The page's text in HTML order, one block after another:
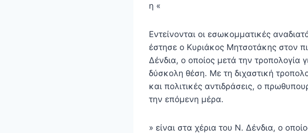
η «
Εντείνονται οι εσωκομματικές
έστησε ο Κυριάκος Μητσοτάκης στον
Δένδια, ο οποίος μετά την τροπολογία
δύσκολη θέση. Με τη διχαστική
και πολιτικές αντιδράσεις, ο
την επόμενη μέρα.
» είναι στα χέρια του Ν. Δένδια, ο